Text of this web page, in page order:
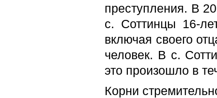
преступления. В
с. Соттинцы 16-
включая своего
человек. В с.
это произошло в
Корни